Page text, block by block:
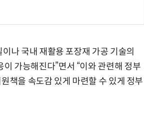
나 국내 재활용 포장재 가공 기술의
가능해진다”면서 “이와 관련해 정부
책을 속도감 있게 마련할 수 있게 정부